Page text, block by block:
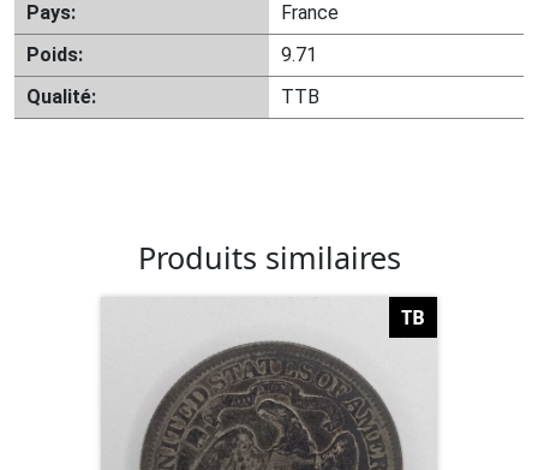
Pays:
France
Poids:
9.71
Qualité:
TTB
Produits similaires
TB